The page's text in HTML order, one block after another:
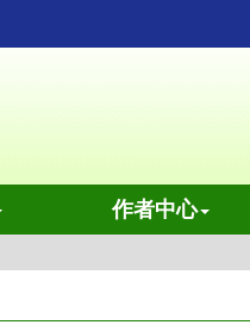
作者中心